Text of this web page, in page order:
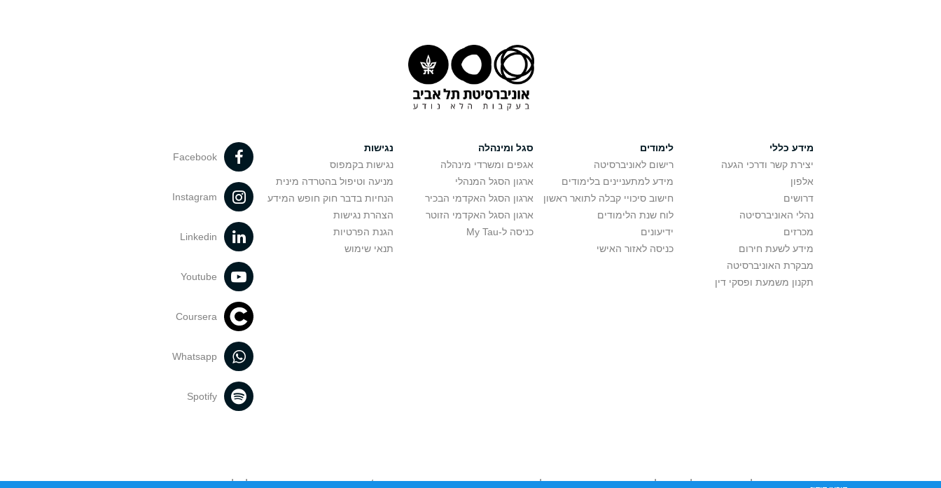
מידע כללי
יצירת קשר ודרכי הגעה
אלפון
דרושים
נהלי האוניברסיטה
מכרזים
מידע לשעת חירום
מבקרת האוניברסיטה
תקנון משמעת ופסקי דין
לימודים
רישום לאוניברסיטה
מידע למתעניינים בלימודים
חישוב סיכויי קבלה לתואר ראשון
לוח שנת הלימודים
ידיעונים
כניסה לאזור האישי
סגל ומינהלה
אגפים ומשרדי מינהלה
ארגון הסגל המנהלי
ארגון הסגל האקדמי הבכיר
ארגון הסגל האקדמי הזוטר
כניסה ל-My Tau
נגישות
נגישות בקמפוס
מניעה וטיפול בהטרדה מינית
הנחיות בדבר חוק חופש המידע
הצהרת נגישות
הגנת הפרטיות
תנאי שימוש
Facebook
Instagram
Linkedin
Youtube
Coursera
Whatsapp
Spotify
אוניברסיטת תל אביב עושה כל מאמץ לכבד זכויות יוצרים. אם בבעלותך זכויות יוצרים בתכנים שנמצאים פה ו/או השימוש שנעשה בתכנים אלה לדעתך מפר זכויות